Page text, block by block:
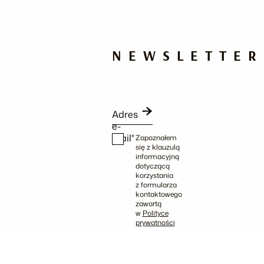
NEWSLETTER
Adres
e-
mail*Zapoznałem
się z klauzulą
informacyjną
dotyczącą
korzystania
z formularza
kontaktowego
zawartą
w Polityce
prywatności